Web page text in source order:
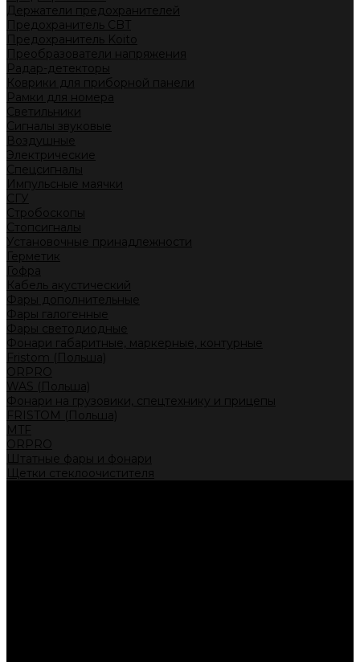
Держатели предохранителей
Предохранитель CBT
Предохранитель Koito
Преобразователи напряжения
Радар-детекторы
Коврики для приборной панели
Рамки для номера
Светильники
Сигналы звуковые
Воздушные
Электрические
Спецсигналы
Импульсные маячки
СГУ
Стробоскопы
Стопсигналы
Установочные принадлежности
Герметик
Гофра
Кабель акустический
Фары дополнительные
Фары галогенные
Фары светодиодные
Фонари габаритные, маркерные, контурные
Fristom (Польша)
ORPRO
WAS (Польша)
Фонари на грузовики, спецтехнику и прицепы
FRISTOM (Польша)
MTF
ORPRO
Штатные фары и фонари
Щетки стеклоочистителя